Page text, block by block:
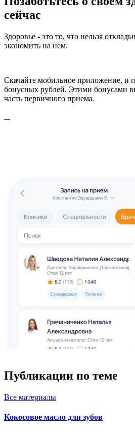
сейчас
Здоровье - это то, что нельзя
экономить на нем.
Скачайте мобильное приложение, и
бонусных рублей. Этими бонусами
часть первичного приема.
Публикации по теме
Все материалы
Кокосовое масло для зубов